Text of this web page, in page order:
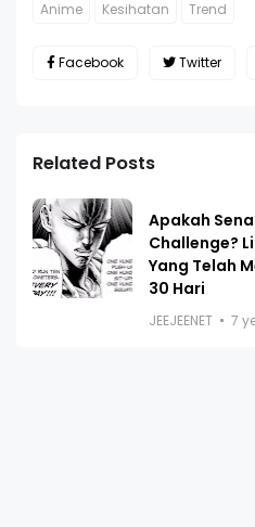
Anime Kesihatan Trend
Facebook Twitter
Related Posts
Apakah
Challenge?
Yang Telah
30 Hari
JEEJEENET 7